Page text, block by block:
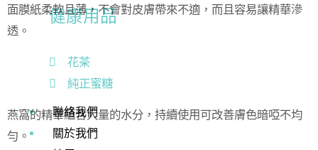
健康用品
花茶
純正蜜糖
聯絡我們
關於我們
面膜紙柔軟且薄，不會對皮膚帶來不適，而且容易讓精華滲
透。
燕窩的精華蘊含大量的水分，持續使用可改善膚色暗啞不均
勻。